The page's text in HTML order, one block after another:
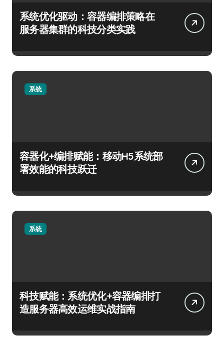
系统优化驱动：容器编排策略在
服务器集群的科技分类实践
系统
容器化+编排赋能：移动H5系统部
署效能的科技跃迁
系统
科技赋能：系统优化+容器编排打
造服务器高效运维实战指南